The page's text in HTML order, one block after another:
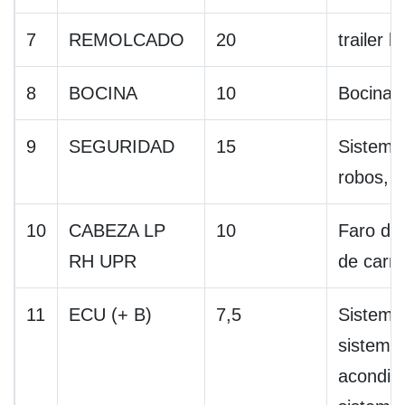
7 REMOLCADO 20 trailer
8 BOCINA 10 Bocinas
9 SEGURIDAD 15
robos,
10
CABEZA LP
RH UPR
10
Faro
de
11 ECU (+ B) 7,5